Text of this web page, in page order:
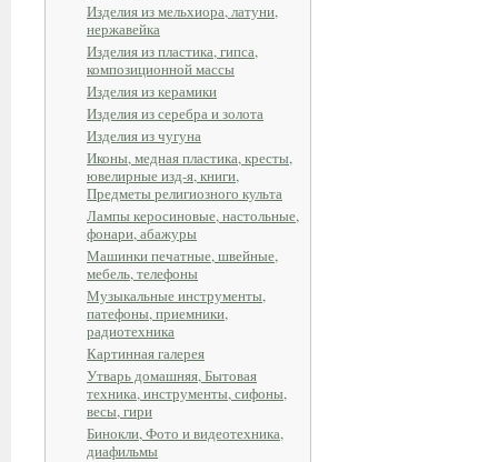
Изделия из мельхиора, латуни,
нержавейка
Изделия из пластика, гипса,
композиционной массы
Изделия из керамики
Изделия из серебра и золота
Изделия из чугуна
Иконы, медная пластика, кресты,
ювелирные изд-я, книги,
Предметы религиозного культа
Лампы керосиновые, настольные,
фонари, абажуры
Машинки печатные, швейные,
мебель, телефоны
Музыкальные инструменты,
патефоны, приемники,
радиотехника
Картинная галерея
Утварь домашняя, Бытовая
техника, инструменты, сифоны,
весы, гири
Бинокли, Фото и видеотехника,
диафильмы